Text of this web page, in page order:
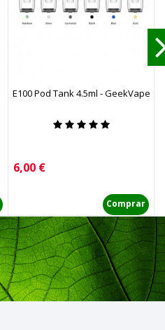
E100 Pod Tank 4.5ml - GeekVape
Precio
6,00 €
Comprar